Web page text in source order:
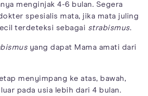
menginjak 4-6 bulan. Segera
spesialis mata, jika mata juling
terdeteksi sebagai strabismus.
yang dapat Mama amati dari
menyimpang ke atas, bawah,
pada usia lebih dari 4 bulan.